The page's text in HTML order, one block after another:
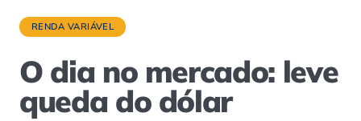
RENDA VARIÁVEL
O dia no mercado: leve
queda do dólar